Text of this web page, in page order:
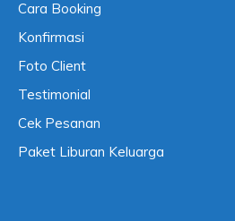
Cara Booking
Konfirmasi
Foto Client
Testimonial
Cek Pesanan
Paket Liburan Keluarga